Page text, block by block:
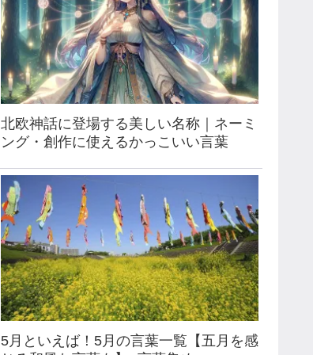
北欧神話に登場する美しい名称｜ネーミ
ング・創作に使えるかっこいい言葉
5月といえば！5月の言葉一覧【五月を感